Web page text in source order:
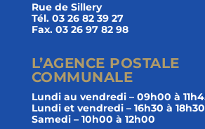
Rue de Sillery
Tél. 03 26 82 39 27
Fax. 03 26 97 82 98
L’AGENCE POSTALE
COMMUNALE
Lundi au vendredi – 09h00 à
Lundi et vendredi – 16h30 à 18h30
Samedi – 10h00 à 12h00